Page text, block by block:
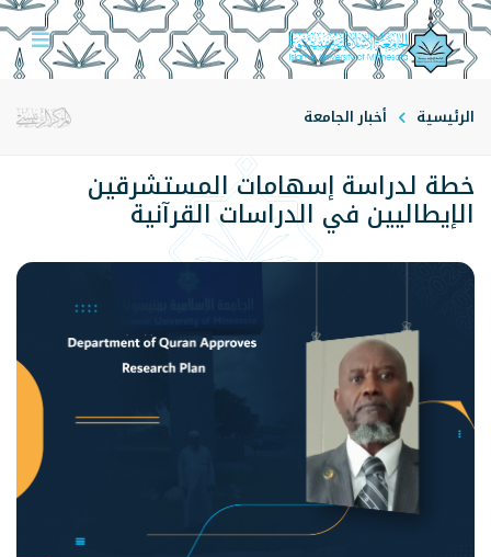
الرئيسية أخبار الجامعة
خطة لدراسة إسهامات المستشرقين
الإيطاليين في الدراسات القرآنية